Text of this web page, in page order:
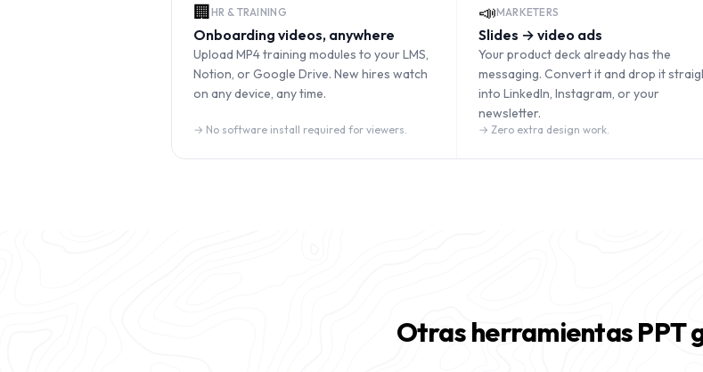
🏢HR & TRAINING
Onboarding videos, anywhere
Upload MP4 training modules to your LMS,
Notion, or Google Drive. New hires watch
on any device, any time.
→ No software install required for viewers.
📣MARKETERS
Slides → video ads
Your product deck already has the
messaging. Convert it and drop it
into LinkedIn, Instagram, or your
newsletter.
→ Zero extra design work.
Otras herramientas PPT